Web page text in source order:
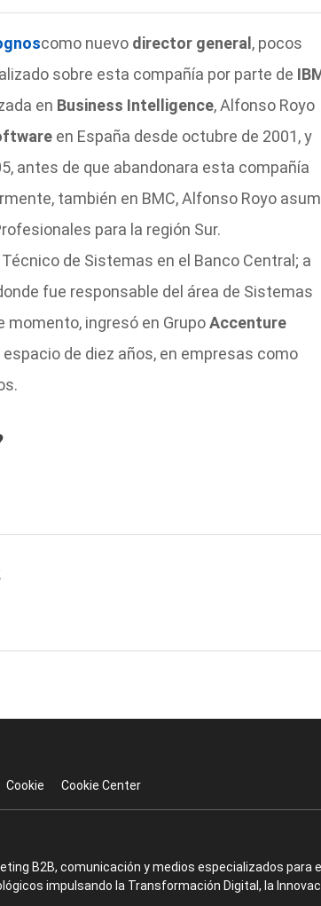
como nuevo director general, pocos
sobre esta compañía por parte de
en Business Intelligence, Alfonso Royo
en España desde octubre de 2001, y
antes de que abandonara esta compañía
también en BMC, Alfonso Royo
para la región Sur.
de Sistemas en el Banco Central; a
fue responsable del área de Sistemas
momento, ingresó en GrupoAccenture
de diez años, en empresas como
Cookie Cookie Center
B2B, comunicación y medios especializados
impulsando la Transformación Digital, la